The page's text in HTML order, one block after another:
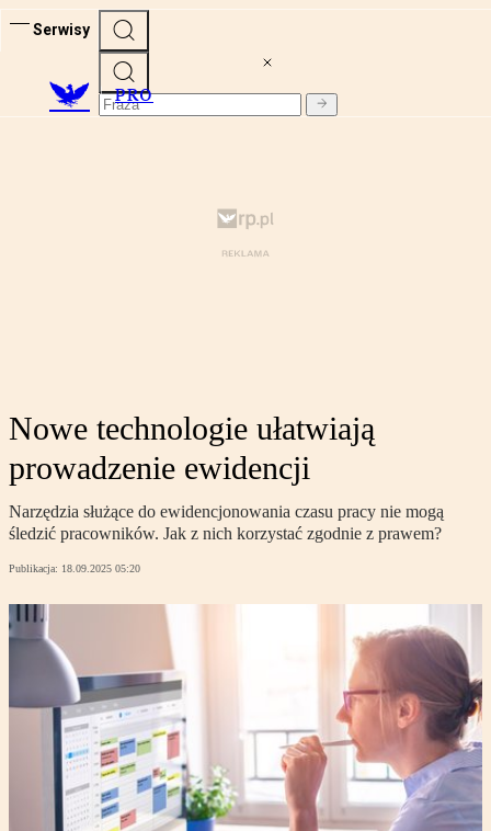
Serwisy
PRO
Nowe technologie ułatwiają
prowadzenie ewidencji
Narzędzia służące do ewidencjonowania czasu pracy nie mogą
śledzić pracowników. Jak z nich korzystać zgodnie z prawem?
Publikacja: 18.09.2025 05:20